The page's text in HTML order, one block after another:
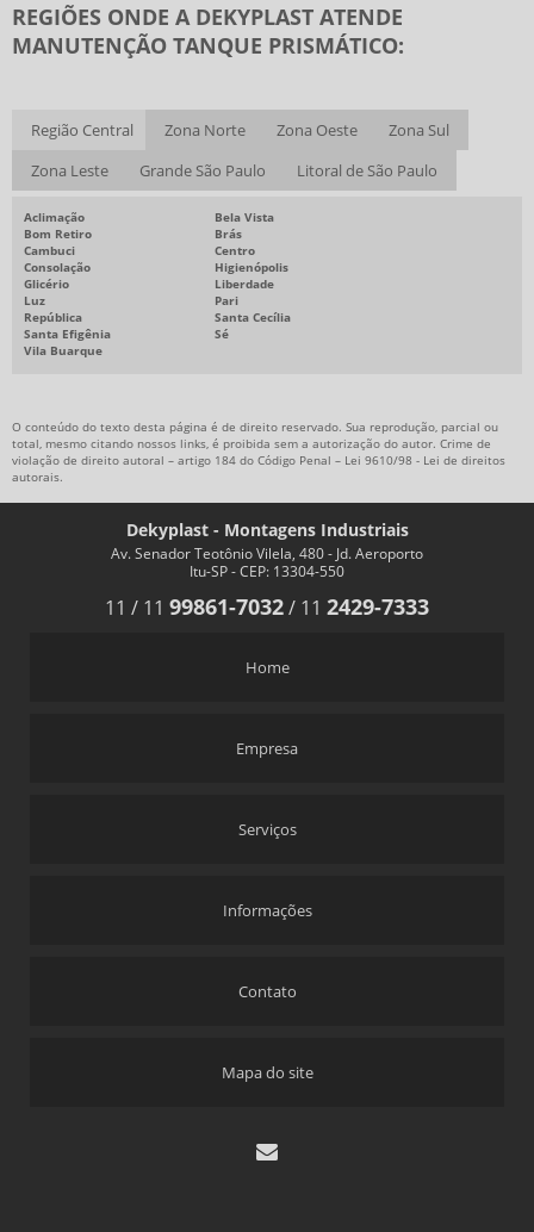
REGIÕES ONDE A DEKYPLAST ATENDE
MANUTENÇÃO TANQUE PRISMÁTICO:
Região Central Zona Norte Zona Oeste
Zona Sul
Zona Leste
Grande São Paulo Litoral de São Paulo
Aclimação
Bela Vista
Bom Retiro
Brás
Cambuci
Centro
Consolação
Higienópolis
Glicério
Liberdade
Luz
Pari
República
Santa Cecília
Santa Efigênia
Sé
Vila Buarque
O conteúdo do texto desta página é de direito reservado. Sua reprodução, parcial ou
total, mesmo citando nossos links, é proibida sem a autorização do autor. Crime de
violação de direito autoral – artigo 184 do Código Penal – Lei 9610/98 - Lei de direitos
autorais.
Dekyplast - Montagens Industriais
Av. Senador Teotônio Vilela, 480 - Jd. Aeroporto
Itu-SP - CEP: 13304-550
11 / 11 99861-7032/ 11 2429-7333
Home
Empresa
Serviços
Informações
Contato
Mapa do site